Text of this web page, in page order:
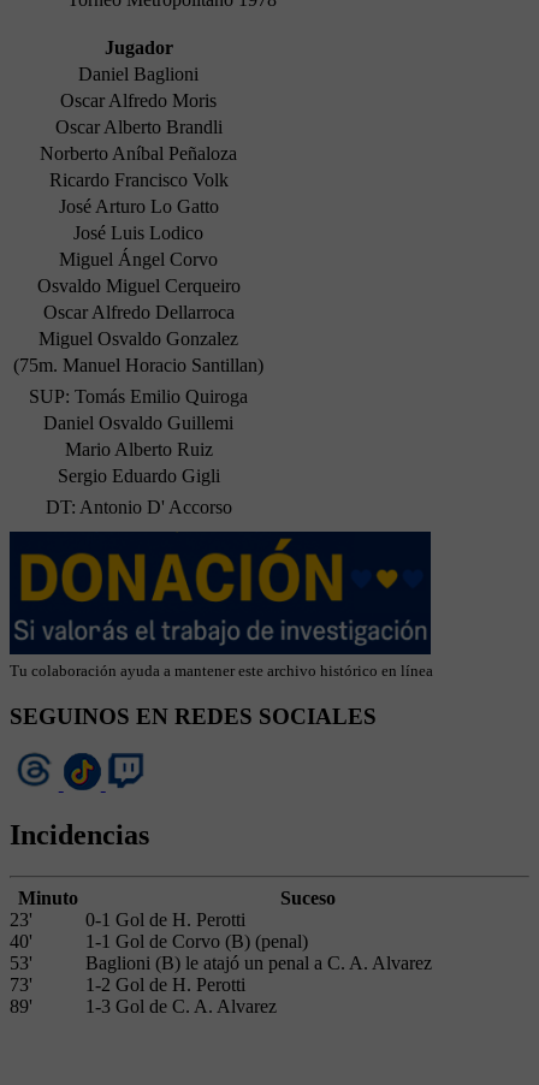
Jugador
Daniel Baglioni
Oscar Alfredo Moris
Oscar Alberto Brandli
Norberto Aníbal Peñaloza
Ricardo Francisco Volk
José Arturo Lo Gatto
José Luis Lodico
Miguel Ángel Corvo
Osvaldo Miguel Cerqueiro
Oscar Alfredo Dellarroca
Miguel Osvaldo Gonzalez
(75m. Manuel Horacio Santillan)
SUP: Tomás Emilio Quiroga
Daniel Osvaldo Guillemi
Mario Alberto Ruiz
Sergio Eduardo Gigli
DT: Antonio D' Accorso
Tu colaboración ayuda a mantener este archivo histórico en línea
SEGUINOS EN REDES SOCIALES
Incidencias
Minuto
Suceso
23'
0-1 Gol de H. Perotti
40'
1-1 Gol de Corvo (B) (penal)
53'
Baglioni (B) le atajó un penal a C. A. Alvarez
73'
1-2 Gol de H. Perotti
89'
1-3 Gol de C. A. Alvarez